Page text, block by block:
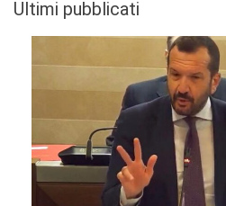
Ultimi pubblicati